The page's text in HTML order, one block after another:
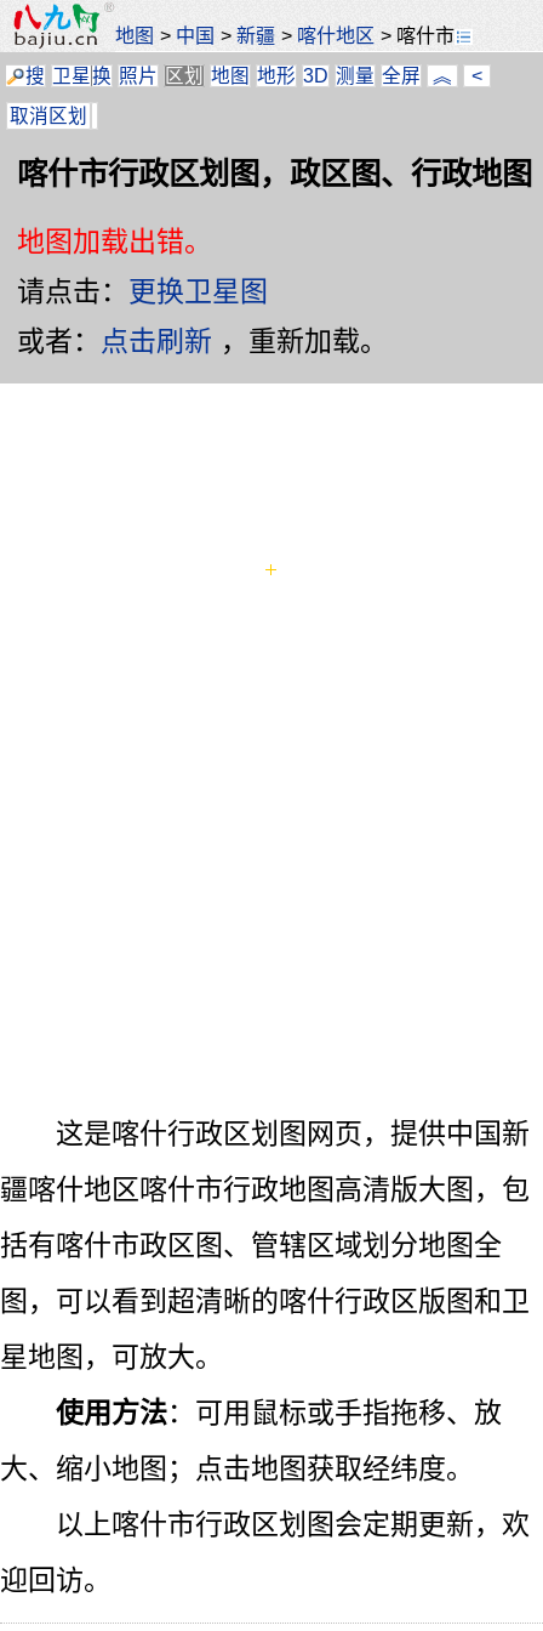
地图 > 中国 >新疆 > 喀什地区 > 喀什市
搜 卫星换 照片 区划 地图 地形 3D 测量 全屏 ︽
<
取消区划
喀什市行政区划图，政区图、行政地图
地图加载出错。
请点击： 更换卫星图
或者：
点击刷新 ，重新加载。
这是喀什行政区划图网页，提供中国新
疆喀什地区喀什市行政地图高清版大图，包
括有喀什市政区图、管辖区域划分地图全
图，可以看到超清晰的喀什行政区版图和卫
星地图，可放大。
使用方法：可用鼠标或手指拖移、放
大、缩小地图；点击地图获取经纬度。
以上喀什市行政区划图会定期更新，欢
迎回访。